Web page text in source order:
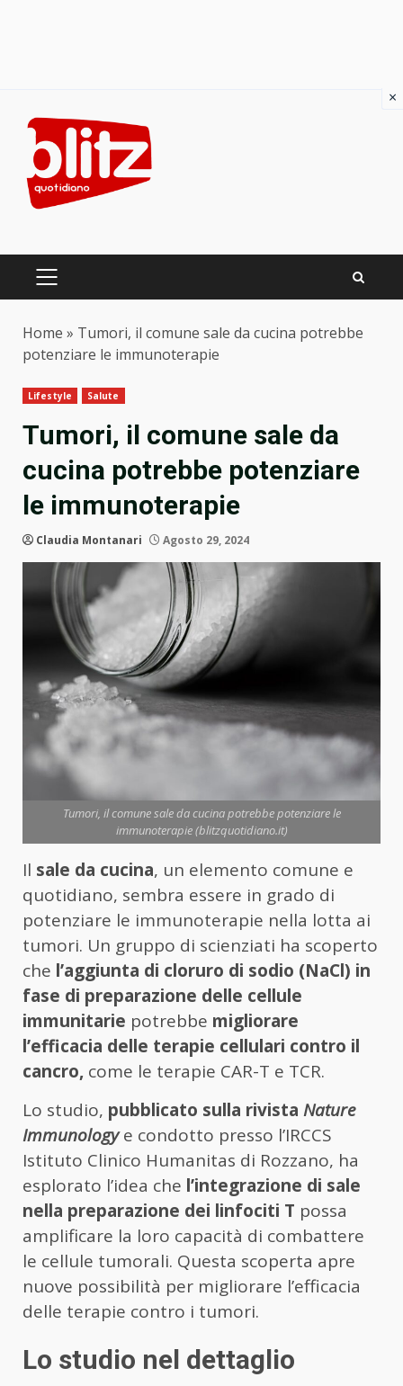
content
PRIMARY
Home » Tumori, il comune sale da cucina potrebbe
potenziare le immunoterapie
Lifestyle Salute
Tumori, il comune sale da
cucina potrebbe potenziare
le immunoterapie
Claudia Montanari Agosto 29, 2024
Tumori, il comune sale da cucina potrebbe potenziare le
immunoterapie (blitzquotidiano.it)
Il sale da cucina, un elemento comune e
quotidiano, sembra essere in grado di
potenziare le immunoterapie nella lotta ai
tumori. Un gruppo di scienziati ha scoperto
che l’aggiunta di cloruro di sodio (NaCl) in
fase di preparazione delle cellule
immunitarie potrebbe migliorare
l’efficacia delle terapie cellulari contro il
cancro, come le terapie CAR-T e TCR.
Lo studio, pubblicato sulla rivista Nature
Immunologye condotto presso l’IRCCS
Istituto Clinico Humanitas di Rozzano, ha
esplorato l’idea che l’integrazione di sale
nella preparazione dei linfociti T possa
amplificare la loro capacità di combattere
le cellule tumorali. Questa scoperta apre
nuove possibilità per migliorare l’efficacia
delle terapie contro i tumori.
Lo studio nel dettaglio
×